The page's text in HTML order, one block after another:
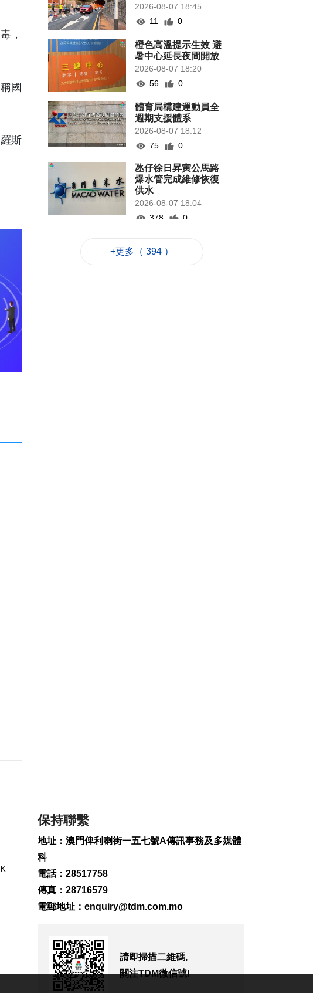
，
國
斯
2026-08-07 18:45
11
0
橙色高溫提示生效 避
暑中心延長夜間開放
2026-08-07 18:20
56
0
體育局構建運動員全
週期支援體系
2026-08-07 18:12
75
0
氹仔徐日昇寅公馬路
爆水管完成維修恢復
供水
2026-08-07 18:04
378
0
死30多傷
123
133
0
+更多（ 394 ）
保持聯繫
地址：澳門俾利喇街一五七號A傳訊事務及多媒體
科
電話：28517758
傳真：28716579
電郵地址： enquiry@tdm.com.mo
請即掃描二維碼,
關注TDM微信號!